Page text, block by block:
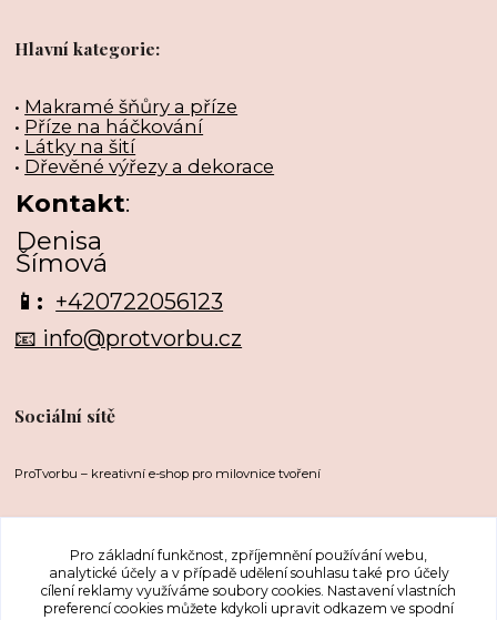
Hlavní kategorie:
• Makramé šňůry a příze
• Příze na háčkování
• Látky na šití
• Dřevěné výřezy a dekorace
Kontakt:
Denisa
Šímová
📱: +420722056123
📧 info@protvorbu.cz
Sociální sítě
ProTvorbu – kreativní e-shop pro milovnice tvoření
Pro základní funkčnost, zpříjemnění používání webu,
analytické účely a v případě udělení souhlasu také pro účely
cílení reklamy využíváme soubory cookies. Nastavení vlastních
preferencí cookies můžete kdykoli upravit odkazem ve spodní